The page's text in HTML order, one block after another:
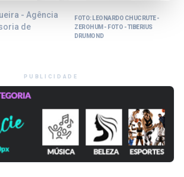
- Agência
de
FOTO: LEONARDO CHUCRUTE -
ZEROHUM - FOTO - TIBERIUS
DRUMOND
PUBLICIDADE